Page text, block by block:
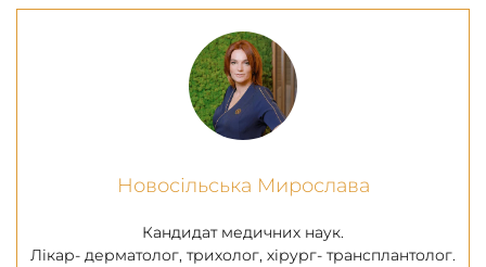
Новосільська Мирослава
Кандидат медичних наук.
Лікар- дерматолог, трихолог, хірург- трансплантолог.